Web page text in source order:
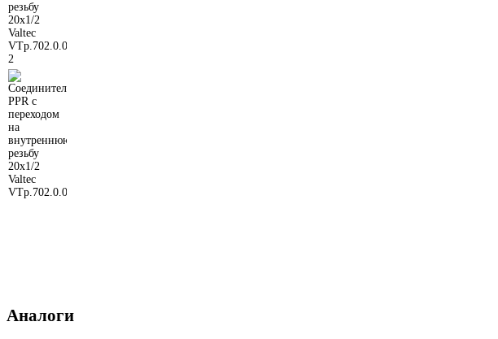
Аналоги